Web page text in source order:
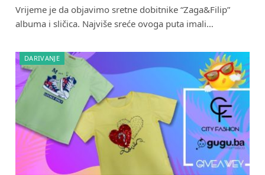
Vrijeme je da objavimo sretne dobitnike “Zaga&Filip”
albuma i sličica. Najviše sreće ovoga puta imali…
DARIVANJE